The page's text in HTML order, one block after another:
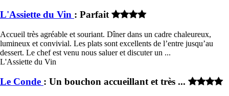
L'Assiette du Vin : Parfait
Accueil très agréable et souriant. Dîner dans un cadre chaleureux,
lumineux et convivial. Les plats sont excellents de l’entre jusqu’au
dessert. Le chef est venu nous saluer et discuter un ...
L'Assiette du Vin
Le Conde : Un bouchon accueillant et très ...